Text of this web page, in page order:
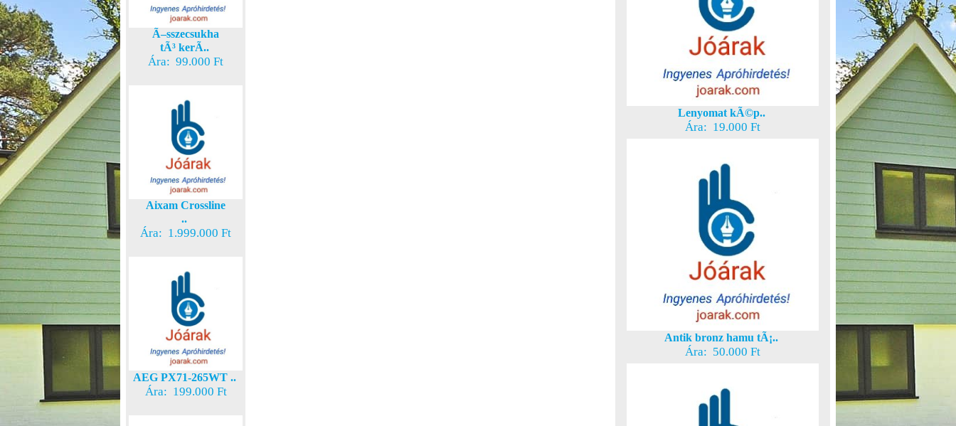
Ã–sszecsukha
tÃ³ kerÃ..
Ára: 99.000 Ft
Aixam Crossline
..
Ára: 1.999.000 Ft
AEG PX71-265WT ..
Ára: 199.000 Ft
Lenyomat kÃ©p..
Ára: 19.000 Ft
Antik bronz hamu tÃ¡..
Ára: 50.000 Ft